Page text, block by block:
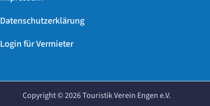
Datenschutzerklärung
Login für Vermieter
Copyright ©2026Touristik Verein Engen e.V.